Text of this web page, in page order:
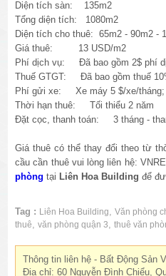
Diện tích sàn: 135m2
Tổng diện tích: 1080m2
Diện tích cho thuê: 65m2 - 90m2 -
Giá thuê: 13 USD/m2
Phí dịch vụ: Đã bao gồm 2$ phí
Thuế GTGT: Đã bao gồm thuế
Phí gửi xe: Xe máy 5 $/xe/tháng;
Thời hạn thuê: Tối thiểu 2 năm
Đặt cọc, thanh toán: 3 tháng -
Giá thuê có thể thay đổi theo từ
cầu cần thuê vui lòng liên hệ:
phòngtại Liên Hoa Buildingđể
Tag : Liên Hoa Building ,Văn phòng
thuê
,văn phòng quận 3 ,thuê văn
Thông tin liên hệ - Bất Động Sản
Địa chỉ: 60 Nguyễn Đình Chiểu,